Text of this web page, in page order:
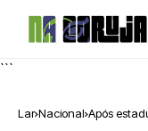
```
Lar Nacional Após